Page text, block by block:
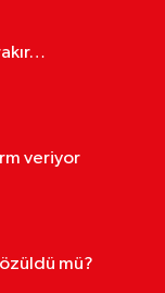
veriyor
mü?